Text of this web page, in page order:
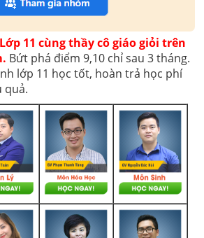
11 cùng thầy cô giáo giỏi trên
Bứt phá điểm 9,10 chỉ sau 3 tháng.
lớp 11 học tốt, hoàn trả học phí
quả.